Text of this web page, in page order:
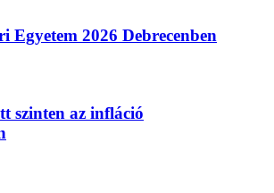
Egyetem 2026 Debrecenben
szinten az infláció